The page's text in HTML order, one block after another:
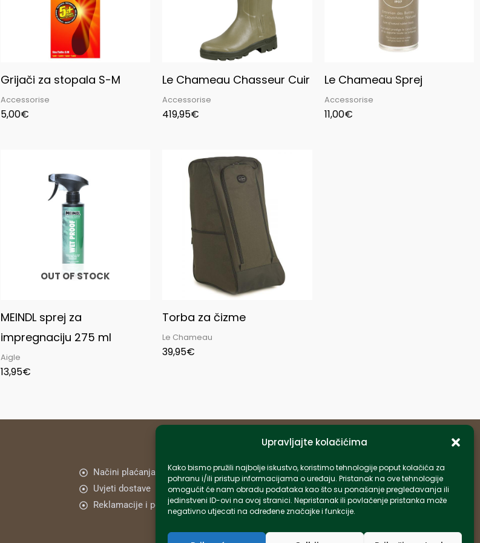
Upravljajte kolačićima
Kako bismo pružili najbolje iskustvo, koristimo tehnologije poput kolačića za
pohranu i/ili pristup informacijama o uređaju. Pristanak na ove tehnologije
omogućit će nam obradu podataka kao što su ponašanje pregledavanja ili
jedinstveni ID-ovi na ovoj stranici. Nepristanak ili povlačenje pristanka može
negativno utjecati na određene značajke i funkcije.
Grijači za stopala S-M
Accessorise
5,00€
Le Chameau Chasseur Cuir
Accessorise
419,95€
Le Chameau Sprej
Accessorise
11,00€
OUT OF STOCK
MEINDL sprej za
impregnaciju 275 ml
Aigle
13,95€
Torba za čizme
Le Chameau
39,95€
Načini plaćanja
Uvjeti dostave
Reklamacije i povrat
info-hr@kettner.com
Poslovnica Osijek 031 500 181
Poslovnica Zagreb 01 7798 900